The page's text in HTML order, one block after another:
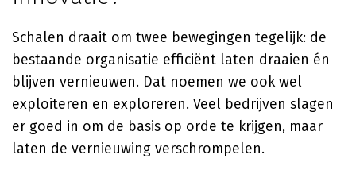
Schalen draait om twee bewegingen tegelijk: de
bestaande organisatie efficiënt laten draaien én
blijven vernieuwen. Dat noemen we ook wel
exploiteren en exploreren. Veel bedrijven slagen
er goed in om de basis op orde te krijgen, maar
laten de vernieuwing verschrompelen.